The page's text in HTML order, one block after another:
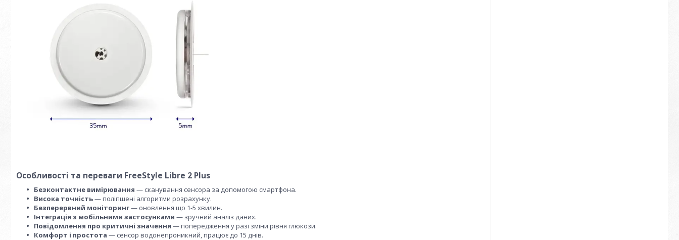
Особливості та переваги FreeStyle Libre 2 Plus
Безконтактне вимірювання — сканування сенсора за допомогою смартфона.
Висока точність— поліпшені алгоритми розрахунку.
Безперервний моніторинг— оновлення що 1-5 хвилин.
Інтеграція з мобільними застосунками — зручний аналіз даних.
Повідомлення про критичні значення — попередження у разі зміни рівня глюкози.
Комфорт і простота — сенсор водонепроникний, працює до 15 днів.